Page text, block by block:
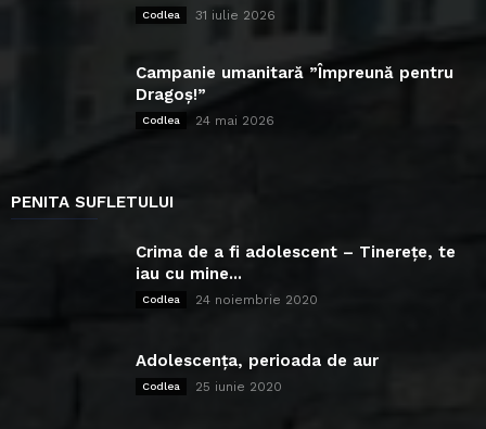
Codlea 31 iulie 2026
Campanie umanitară ”Împreună pentru
Dragoș!”
Codlea 24 mai 2026
PENITA SUFLETULUI
Crima de a fi adolescent – Tinerețe, te
iau cu mine...
Codlea 24 noiembrie 2020
Adolescența, perioada de aur
Codlea 25 iunie 2020